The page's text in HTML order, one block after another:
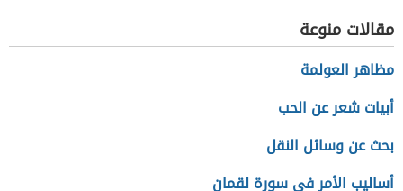
واللاإقليدية
مقالات منوعة
مظاهر العولمة
أبيات شعر عن الحب
بحث عن وسائل النقل
أساليب الأمر في سورة لقمان